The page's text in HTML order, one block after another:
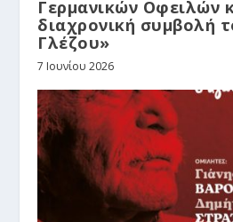
Γερμανικών Οφειλών
διαχρονική συμβολή
Γλέζου»
7 Ιουνίου 2026